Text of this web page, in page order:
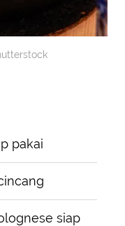
pakai
siap